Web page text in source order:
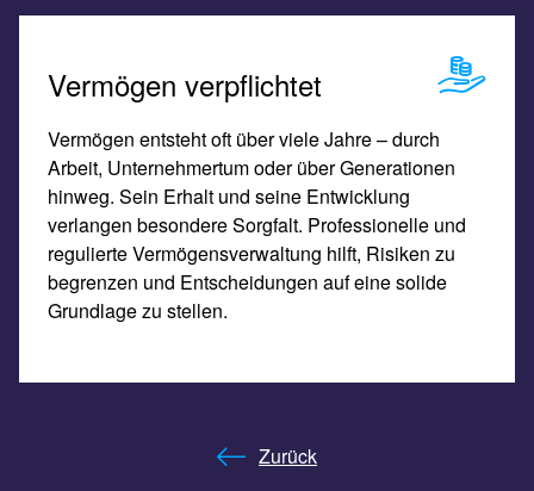
Vermögen verpflichtet
Vermögen entsteht oft über viele Jahre – durch
Arbeit, Unternehmertum oder über Generationen
hinweg. Sein Erhalt und seine Entwicklung
verlangen besondere Sorgfalt. Professionelle und
regulierte Vermögensverwaltung hilft, Risiken zu
begrenzen und Entscheidungen auf eine solide
Grundlage zu stellen.
Zurück